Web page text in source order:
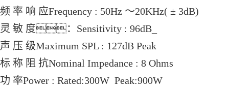
频 率 响 应Frequency : 50Hz 〜20KHz( ± 3dB)
灵 敏 度：Sensitivity : 96dB_
声 压 级Maximum SPL : 127dB Peak
标 称 阻 抗Nominal Impedance : 8 Ohms
功 率Power : Rated:300W Peak:900W